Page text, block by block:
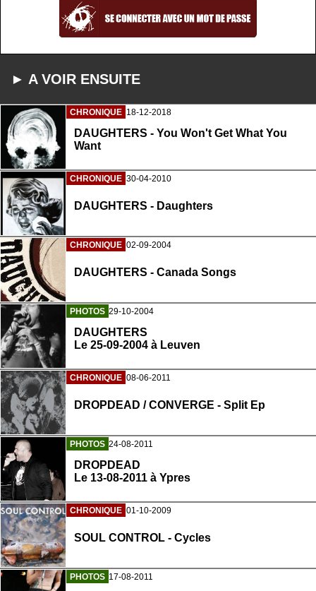
► A VOIR ENSUITE
CHRONIQUE 18-12-2018
DAUGHTERS - You Won't Get What You
Want
CHRONIQUE 30-04-2010
DAUGHTERS - Daughters
CHRONIQUE 02-09-2004
DAUGHTERS - Canada Songs
PHOTOS 29-10-2004
DAUGHTERS
Le 25-09-2004 à Leuven
CHRONIQUE 08-06-2011
DROPDEAD / CONVERGE - Split Ep
PHOTOS 24-08-2011
DROPDEAD
Le 13-08-2011 à Ypres
CHRONIQUE 01-10-2009
SOUL CONTROL - Cycles
PHOTOS 17-08-2011